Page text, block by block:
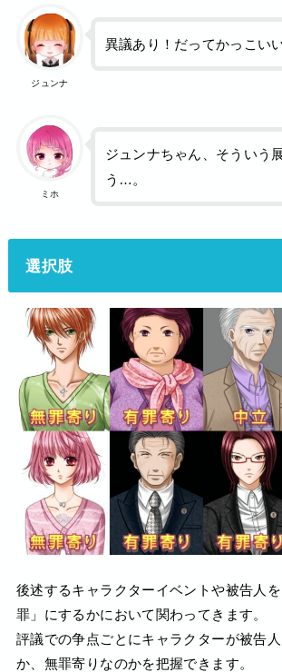
ジュンナ
異議あり！だってかっこい
ミホ
ジュンナちゃん、そういう
う…。
選択肢
後述するキャラクターイベントや被告人
罪」にするかにおいて関わってきます。
評議での争点ごとにキャラクターが被告
か、無罪寄りなのかを把握できます。